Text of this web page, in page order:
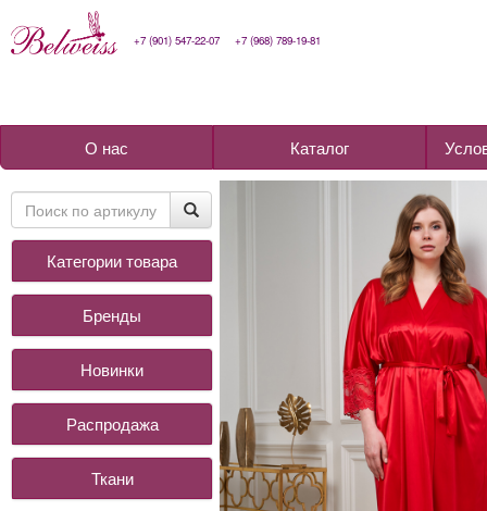
+7 (901) 547-22-07 +7 (968) 789-19-81
О нас Каталог
Категории товара
Бренды
Новинки
Распродажа
Ткани